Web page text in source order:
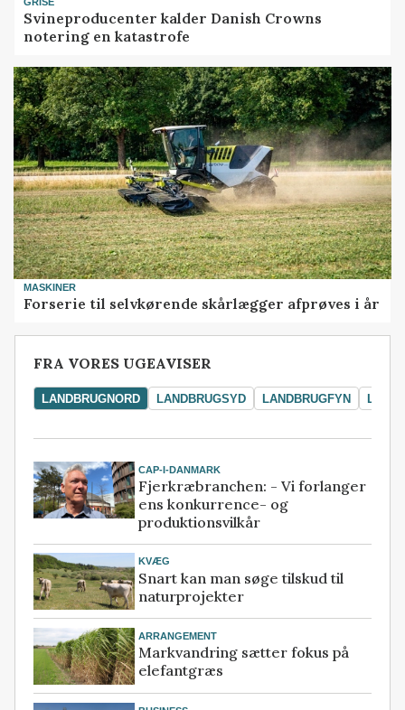
Svineproducenter kalder Danish Crowns
notering en katastrofe
MASKINER
Forserie til selvkørende skårlægger afprøves i år
FRA VORES UGEAVISER
LANDBRUGNORD LANDBRUGSYD LANDBRUGFYN
CAP-I-DANMARK
Fjerkræbranchen: - Vi forlanger
ens konkurrence- og
produktionsvilkår
KVÆG
Snart kan man søge tilskud til
naturprojekter
ARRANGEMENT
Markvandring sætter fokus på
elefantgræs